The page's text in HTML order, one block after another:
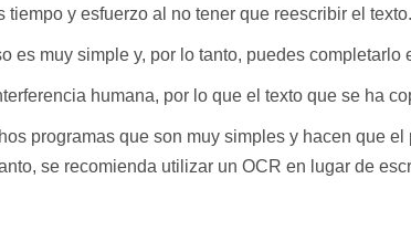
tiempo y esfuerzo al no tener que reescribir el texto.
es muy simple y, por lo tanto, puedes completarlo
humana, por lo que el texto que se ha
programas que son muy simples y hacen que el
se recomienda utilizar un OCR en lugar de